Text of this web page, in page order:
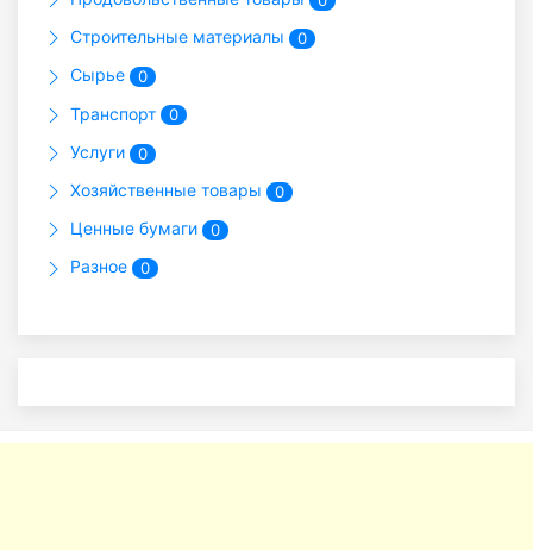
Строительные материалы 0
Сырье 0
Транспорт 0
Услуги 0
Хозяйственные товары 0
Ценные бумаги 0
Разное 0